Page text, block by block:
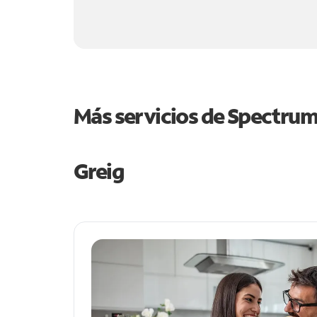
Más servicios de
Greig